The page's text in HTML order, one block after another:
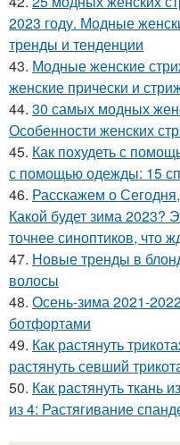
2023 году. Модные
тренды и тенденции
43. Модные женские
женские прически и
44. 30 самых модных
Особенности женских
45. Как похудеть с
с помощью одежды: 15
46. Расскажем о
Какой будет зима 2023?
точнее синоптиков, что
47. Новые тренды в
волосы
48. Осень-зима 2021-
ботфортами
49. Как растянуть
растянуть севший
50. Как растянуть ткань
из 4: Растягивание